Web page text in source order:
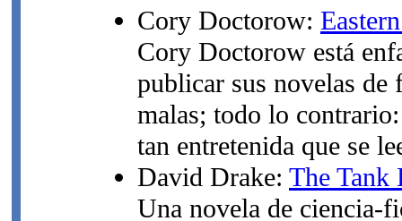
Cory Doctorow:
Cory Doctorow está
publicar sus novelas de
malas; todo lo
tan entretenida que se
David Drake: The Tank
Una novela de ciencia-